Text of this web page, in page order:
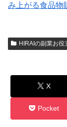
み上がる食品物
HIRAIの副業お役
X
Pocket